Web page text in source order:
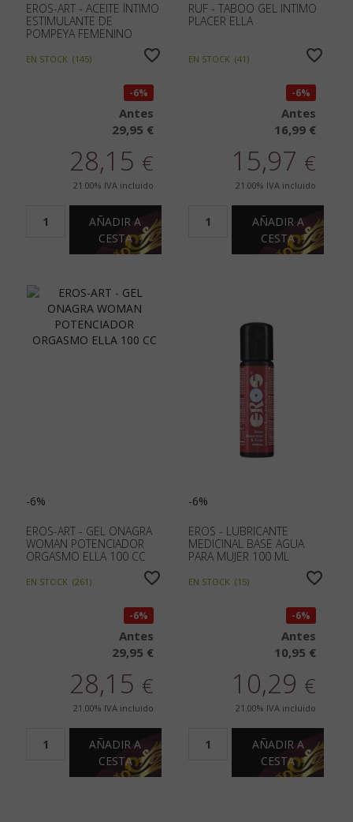
EROS-ART - ACEITE ÍNTIMO
ESTIMULANTE DE
POMPEYA FEMENINO
EN STOCK (145)
6%
Antes
29,95 €
28,15 €
21.00% IVA incluido
AÑADIR A
CESTA
RUF - TABOO GEL INTIMO
PLACER ELLA
EN STOCK (41 )
6%
Antes
16,99 €
15,97 €
21.00% IVA incluido
AÑADIR A
CESTA
-6%
EROS-ART - GEL ONAGRA
WOMAN POTENCIADOR
ORGASMO ELLA 100 CC
EN STOCK (261 )
6%
Antes
29,95 €
28,15 €
21.00% IVA incluido
AÑADIR A
CESTA
-6%
EROS - LUBRICANTE
MEDICINAL BASE AGUA
PARA MUJER 100 ML
EN STOCK (15)
6%
Antes
10,95 €
10,29 €
21.00% IVA incluido
AÑADIR A
CESTA